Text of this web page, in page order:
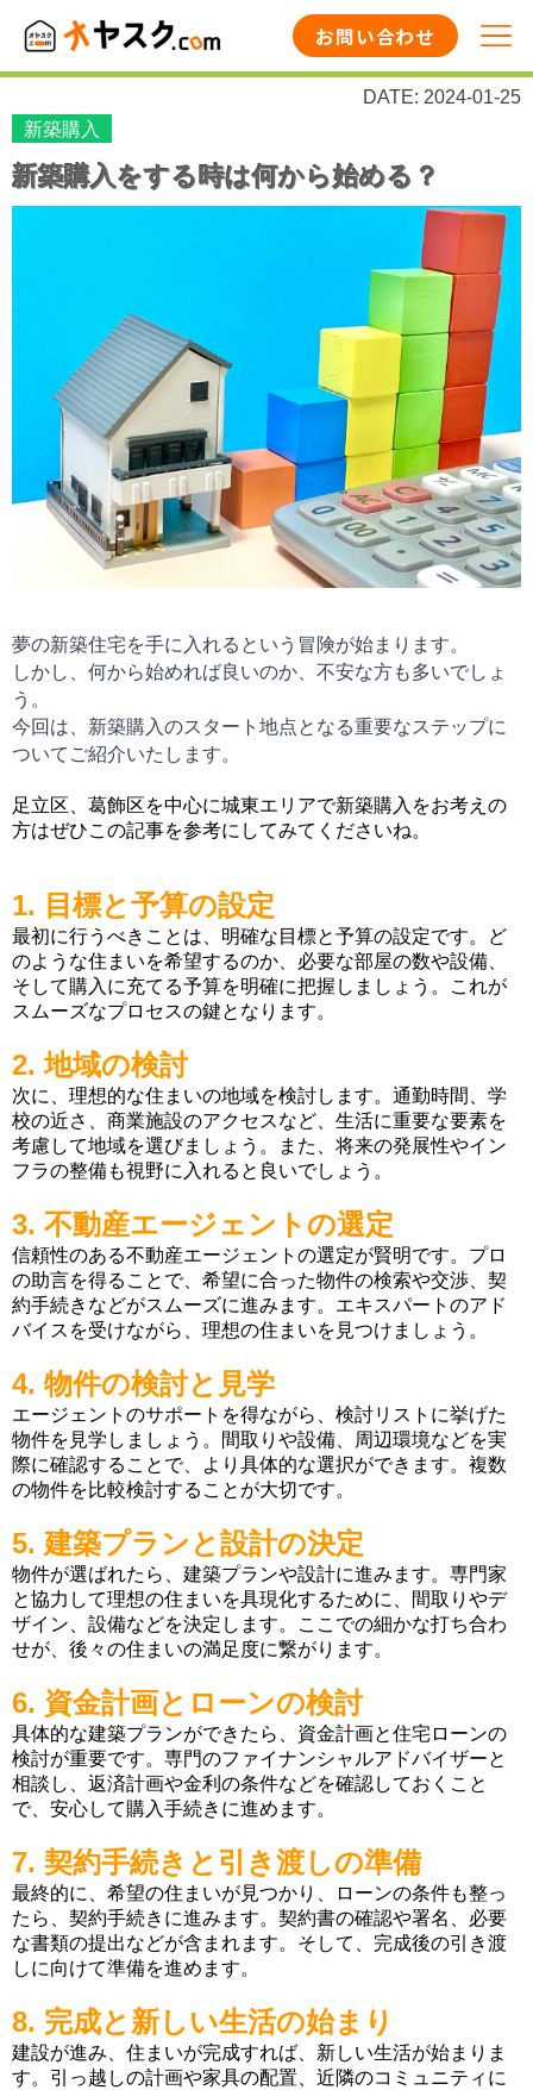
お問い合わせ
DATE: 2024-01-25
新築購入
新築購入をする時は何から始める？
夢の新築住宅を手に入れるという冒険が始まります。
しかし、何から始めれば良いのか、不安な方も多いでしょ
う。
今回は、新築購入のスタート地点となる重要なステップに
ついてご紹介いたします。
足立区、葛飾区を中心に城東エリアで新築購入をお考えの
方はぜひこの記事を参考にしてみてくださいね。
1. 目標と予算の設定
最初に行うべきことは、明確な目標と予算の設定です。ど
のような住まいを希望するのか、必要な部屋の数や設備、
そして購入に充てる予算を明確に把握しましょう。これが
スムーズなプロセスの鍵となります。
2. 地域の検討
次に、理想的な住まいの地域を検討します。通勤時間、学
校の近さ、商業施設のアクセスなど、生活に重要な要素を
考慮して地域を選びましょう。また、将来の発展性やイン
フラの整備も視野に入れると良いでしょう。
3. 不動産エージェントの選定
信頼性のある不動産エージェントの選定が賢明です。プロ
の助言を得ることで、希望に合った物件の検索や交渉、契
約手続きなどがスムーズに進みます。エキスパートのアド
バイスを受けながら、理想の住まいを見つけましょう。
4. 物件の検討と見学
エージェントのサポートを得ながら、検討リストに挙げた
物件を見学しましょう。間取りや設備、周辺環境などを実
際に確認することで、より具体的な選択ができます。複数
の物件を比較検討することが大切です。
5. 建築プランと設計の決定
物件が選ばれたら、建築プランや設計に進みます。専門家
と協力して理想の住まいを具現化するために、間取りやデ
ザイン、設備などを決定します。ここでの細かな打ち合わ
せが、後々の住まいの満足度に繋がります。
6. 資金計画とローンの検討
具体的な建築プランができたら、資金計画と住宅ローンの
検討が重要です。専門のファイナンシャルアドバイザーと
相談し、返済計画や金利の条件などを確認しておくこと
で、安心して購入手続きに進めます。
7. 契約手続きと引き渡しの準備
最終的に、希望の住まいが見つかり、ローンの条件も整っ
たら、契約手続きに進みます。契約書の確認や署名、必要
な書類の提出などが含まれます。そして、完成後の引き渡
しに向けて準備を進めます。
8. 完成と新しい生活の始まり
建設が進み、住まいが完成すれば、新しい生活が始まりま
す。引っ越しの計画や家具の配置、近隣のコミュニティに